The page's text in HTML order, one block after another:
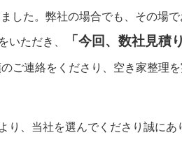
した。弊社の場合でも、その場
いただき、
「今回、数社見積
ご連絡をくださり、空き家整理
、当社を選んでくださり誠にあ